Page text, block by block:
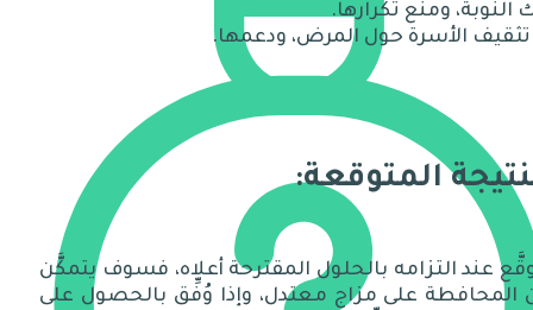
النَّوبة، ومنع تكرارها.
المتوقعة:
عند التزامه بالحلول المقترحة أعلاه، فسوف يتمكَّن
المحافطة على مزاج معتدل، وإذا وُفِّق بالحصول على